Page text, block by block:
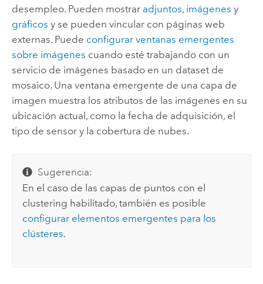
desempleo. Pueden mostrar adjuntos, imágenes y
gráficos y se pueden vincular con páginas web
externas. Puede configurar ventanas emergentes
sobre imágenes cuando esté trabajando con un
servicio de imágenes basado en un dataset de
mosaico. Una ventana emergente de una capa de
imagen muestra los atributos de las imágenes en su
ubicación actual, como la fecha de adquisición, el
tipo de sensor y la cobertura de nubes.
Sugerencia:
En el caso de las capas de puntos con el
clustering habilitado, también es posible
configurar elementos emergentes para los
clústeres.